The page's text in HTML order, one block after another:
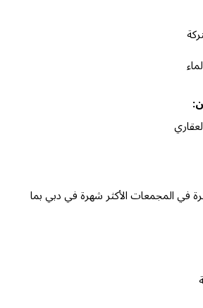
في المجمعات الأكثر شهرة في دبي بما